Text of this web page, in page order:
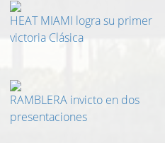
HEAT MIAMI logra su primer
victoria Clásica
RAMBLERA invicto en dos
presentaciones